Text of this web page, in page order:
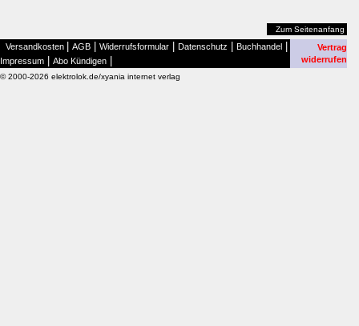
Zum Seitenanfang
Versandkosten AGB Widerrufsformular Datenschutz Buchhandel
Impressum Abo Kündigen
Vertrag
widerrufen
© 2000-2026 elektrolok.de/xyania internet verlag